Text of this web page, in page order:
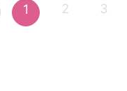
1 2 3